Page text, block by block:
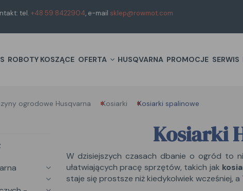
tel. +48 59 8422904, e-mail sklep@rowmot.com
ROBOTY KOSZĄCE OFERTA HUSQVARNA PROMOCJE SERWIS
ogrodowe Husqvarna Kosiarki Kosiarki spalinowe
Kosiarki
W dzisiejszych czasach dbanie o ogród to
ułatwiających pracę sprzętów, takich jak
staje się prostsze niż kiedykolwiek wcześniej,